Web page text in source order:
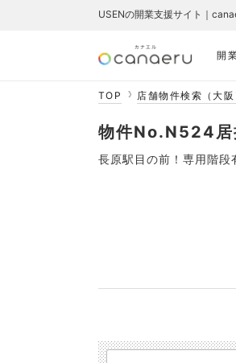
開
USENの開業支援サイト｜
TOP 店舗物件検索（大阪
物件No.N524居
長原駅目の前！専用階段